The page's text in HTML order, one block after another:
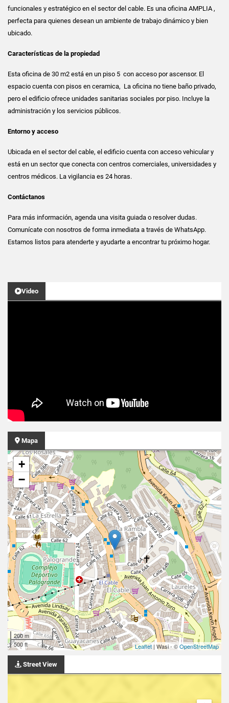
funcionales y estratégico en el sector del cable. Es una oficina AMPLIA ,
perfecta para quienes desean un ambiente de trabajo dinámico y bien
ubicado.
Características de la propiedad
Esta oficina de 30 m2 está en un piso 5 con acceso por ascensor. El
espacio cuenta con pisos en ceramica, La oficina no tiene baño privado,
pero el edificio ofrece unidades sanitarias sociales por piso. Incluye la
administración y los servicios públicos.
Entorno y acceso
Ubicada en el sector del cable, el edificio cuenta con acceso vehicular y
está en un sector que conecta con centros comerciales, universidades y
centros médicos. La vigilancia es 24 horas.
Contáctanos
Para más información, agenda una visita guiada o resolver dudas.
Comunícate con nosotros de forma inmediata a través de WhatsApp.
Estamos listos para atenderte y ayudarte a encontrar tu próximo hogar.
Video
Mapa
+
−
200 m
500 ft
Leaflet | Wasi - ©OpenStreetMap
Street View